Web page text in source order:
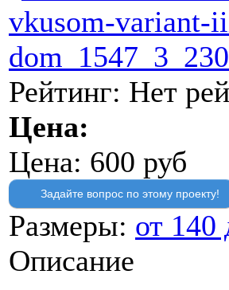
Рейтинг: Нет
Цена:
Цена: 600 руб
Задайте вопрос по этому проекту!
Размеры: от 140
Описание